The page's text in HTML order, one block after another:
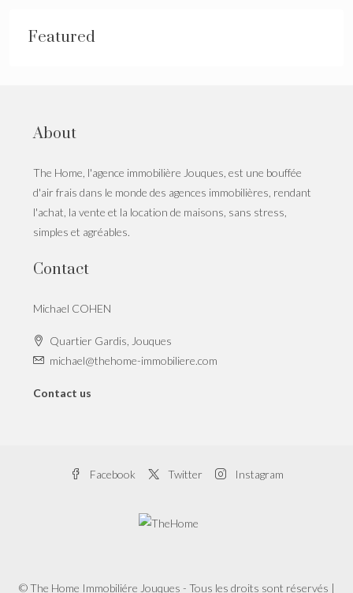
Featured
About
The Home, l'agence immobilière Jouques, est une bouffée
d'air frais dans le monde des agences immobilières, rendant
l'achat, la vente et la location de maisons, sans stress,
simples et agréables.
Contact
Michael COHEN
Quartier Gardis, Jouques
michael@thehome-immobiliere.com
Contact us
Facebook Twitter Instagram
© The Home Immobiliére Jouques - Tous les droits sont réservés |